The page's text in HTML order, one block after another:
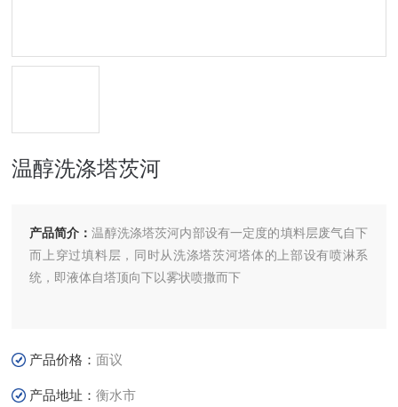
温醇洗涤塔茨河
产品简介：温醇洗涤塔茨河内部设有一定度的填料层废气自下
而上穿过填料层，同时从洗涤塔茨河塔体的上部设有喷淋系
统，即液体自塔顶向下以雾状喷撒而下
产品价格：面议
产品地址：衡水市